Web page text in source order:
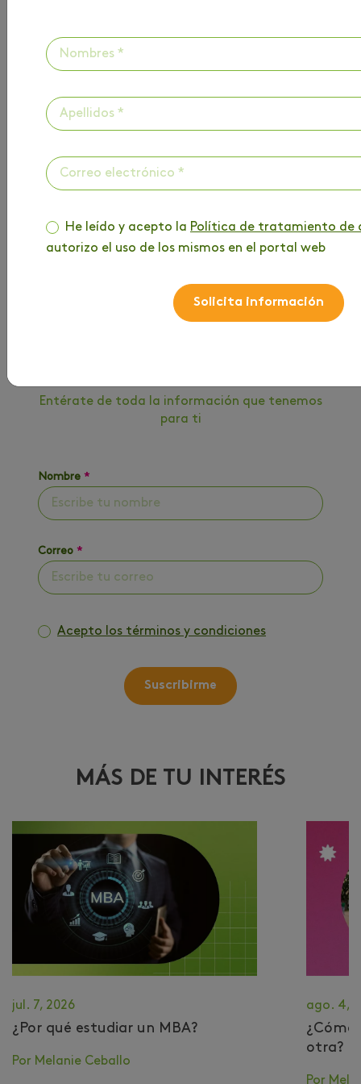
HAZ PARTE DE
Entérate de toda la información que tenemos
para ti
Nombre *
Correo *
Acepto los términos y condiciones
Suscribirme
MÁS DE TU INTERÉS
jul. 7, 2026
¿Por qué estudiar un MBA?
Por Melanie Ceballo
ago. 4,
​¿Cómo
otra?
Por
He leído y acepto la Política de tratamiento de
autorizo el uso de los mismos en el portal web
Solicita información